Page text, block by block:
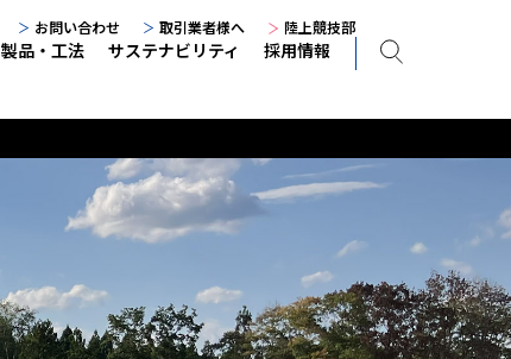
製品・工法 サステナビリティ 採用情報
お問い合わせ 取引業者様へ 陸上競技部